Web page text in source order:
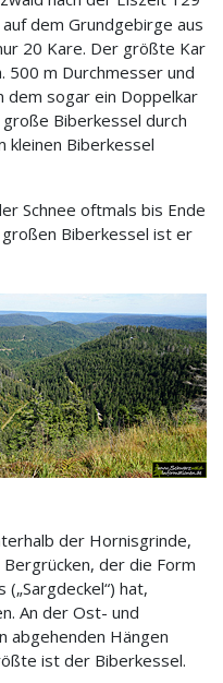
dem Grundgebirge aus
20 Kare. Der größte Kar
500 m Durchmesser und
dem sogar ein Doppelkar
Biberkessel durch
kleinen Biberkessel
Schnee oftmals bis Ende
großen Biberkessel ist er
der Hornisgrinde,
der die Form
hat,
An der Ost- und
abgehenden Hängen
ist der Biberkessel.